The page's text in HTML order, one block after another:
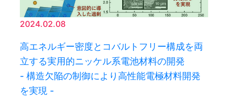
2024.02.08
高エネルギー密度とコバルトフリー構成を両
立する実用的ニッケル系電池材料の開発
- 構造欠陥の制御により高性能電極材料開発
を実現 -